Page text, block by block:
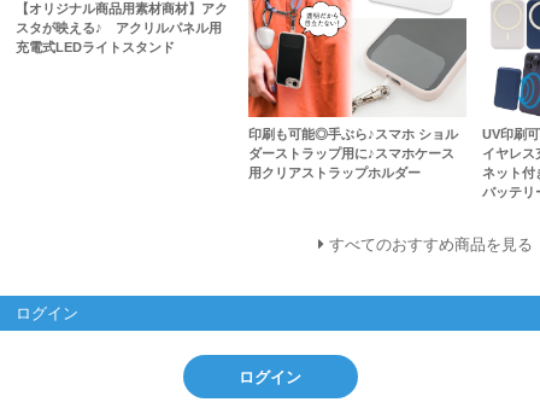
【オリジナル商品用素材商材】アク
スタが映える♪ アクリルパネル用
充電式LEDライトスタンド
印刷も可能◎手ぶら♪スマホ ショル
ダーストラップ用に♪スマホケース
用クリアストラップホルダー
UV印刷
イヤレス
ネット付
バッテリ
すべてのおすすめ商品を見る
ログイン
ログイン